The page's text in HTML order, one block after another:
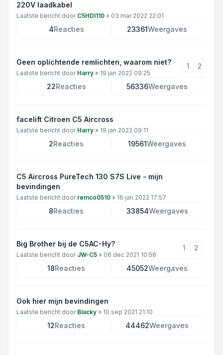
220V laadkabel
Laatste bericht door C5HDI110 » 03 mar 2022 22:01
4Reacties 23361Weergaves
Geen oplichtende remlichten, waarom niet?
Laatste bericht door Harry » 19 jan 2022 09:25
1 2
22Reacties 56336Weergaves
facelift Citroen C5 Aircross
Laatste bericht door Harry » 19 jan 2022 09:11
2Reacties 19561Weergaves
C5 Aircross PureTech 130 S7S Live - mijn
bevindingen
Laatste bericht door remco0510 » 16 jan 2022 17:57
8Reacties 33854Weergaves
Big Brother bij de C5AC-Hy?
Laatste bericht door JW-C5 » 06 dec 2021 10:58
1 2
18Reacties 45052Weergaves
Ook hier mijn bevindingen
Laatste bericht door Blacky » 10 sep 2021 21:10
12Reacties 44462Weergaves